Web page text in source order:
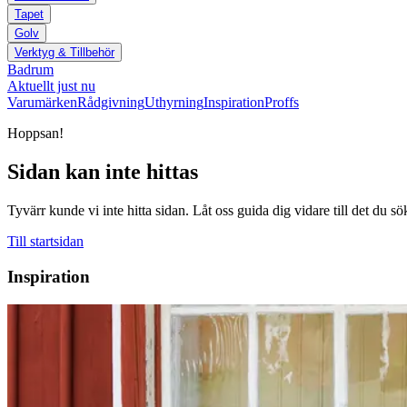
Tapet
Golv
Verktyg & Tillbehör
Badrum
Aktuellt just nu
VarumärkenRådgivningUthyrningInspirationProffs
Hoppsan!
Sidan kan inte hittas
Tyvärr kunde vi inte hitta sidan. Låt oss guida dig vidare till det du
Till startsidan
Inspiration